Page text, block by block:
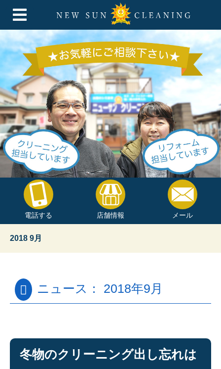
電話する 店舗情報 メール
2018 9月
ニュース： 2018年9月
冬物のクリーニング出し忘れは